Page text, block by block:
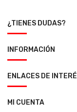
¿TIENES DUDAS?
INFORMACIÓN
ENLACES DE
MI CUENTA